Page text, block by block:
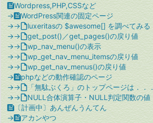
Wordpress,PHP,CSSなど
→WordPress関連の固定ページ
→→luxeritasの $awesome[] を調べてみる
→→get_post()／get_pages()の戻り値
→→wp_nav_menu()の表示
→→wp_get_nav_menu_itemsの戻り値
→→wp_get_nav_menus()の戻り値
→phpなどの動作確認のページ
→→ 「無駄ぶくろ」のトップページは．．．
→→NULL合体演算子・NULL判定関数の値
 〔計画中〕あんぜんうんてん
→アカンやつ